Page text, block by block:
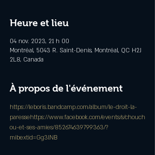
Heure et lieu
04 nov. 2023, 21 h 00
Montréal, 5043 R. Saint-Denis, Montréal, QC H2J
2L8, Canada
À propos de l'événement
https://leboris.bandcamp.com/album/le-droit-la-
paressehttps://www.facebook.com/events/s/chouch
ou-et-ses-amies/852674639799363/?
mibextid=Gg3lNB